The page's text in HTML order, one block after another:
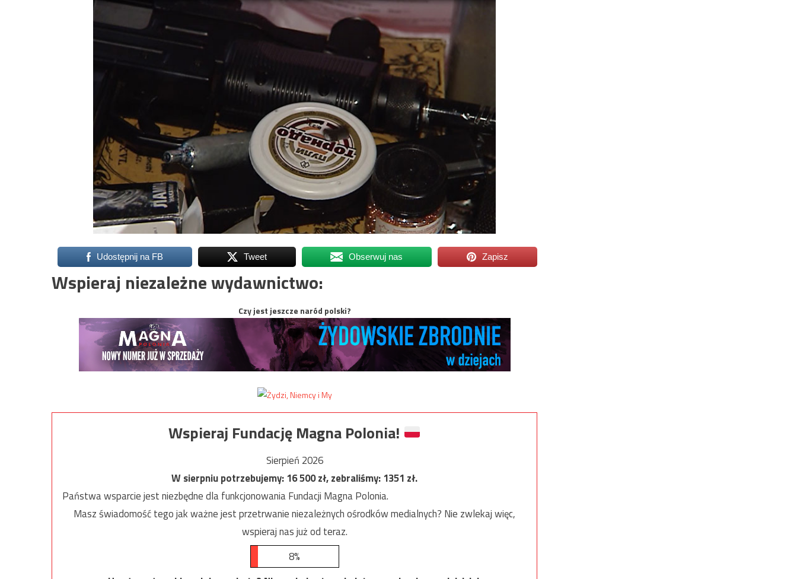
Udostępnij na FB Tweet Obserwuj nas Zapisz
Wspieraj niezależne wydawnictwo:
Czy jest jeszcze naród polski?
Wspieraj Fundację Magna Polonia!
Sierpień 2026
W sierpniu potrzebujemy:16 500zł, zebraliśmy:1351 zł.
Państwa wsparcie jest niezbędne dla funkcjonowania Fundacji Magna Polonia.
Masz świadomość tego jak ważne jest przetrwanie niezależnych ośrodków medialnych? Nie zwlekaj więc,
wspieraj nas już od teraz.
8%